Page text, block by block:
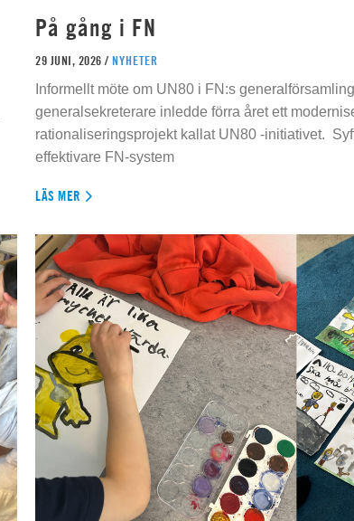
På gång i FN
29 JUNI, 2026 / NYHETER
Informellt möte om UN80 i FN:s
generalsekreterare inledde förra året ett
rationaliseringsprojekt kallat UN80 -initiativet.
effektivare FN-system
LÄS MER